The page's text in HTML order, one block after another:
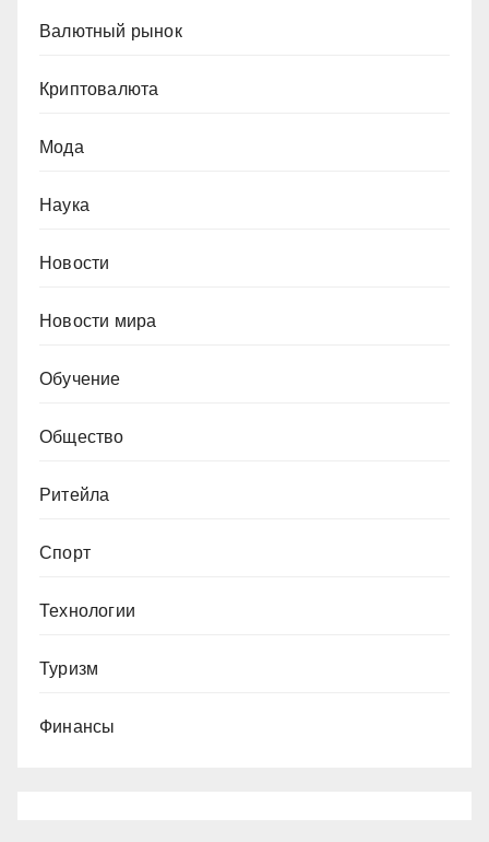
Валютный рынок
Криптовалюта
Мода
Наука
Новости
Новости мира
Обучение
Общество
Ритейла
Спорт
Технологии
Туризм
Финансы